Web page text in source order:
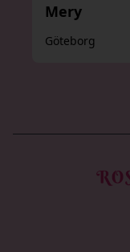
Mery
Göteborg